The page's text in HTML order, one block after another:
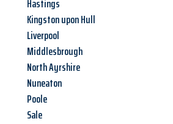
Hastings
Kingston upon Hull
Liverpool
Middlesbrough
North Ayrshire
Nuneaton
Poole
Sale